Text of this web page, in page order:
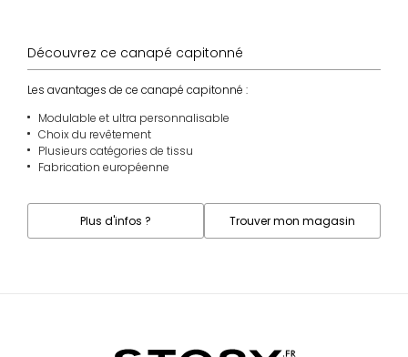
Découvrez ce canapé capitonné
Les avantages de ce canapé capitonné :
Modulable et ultra personnalisable
Choix du revêtement
Plusieurs catégories de tissu
Fabrication européenne
Plus d'infos ? Trouver mon magasin